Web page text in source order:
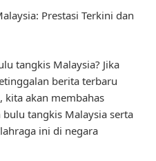
Prestasi Terkini dan
tangkis Malaysia? Jika
berita terbaru
kita akan membahas
tangkis Malaysia serta
ini di negara